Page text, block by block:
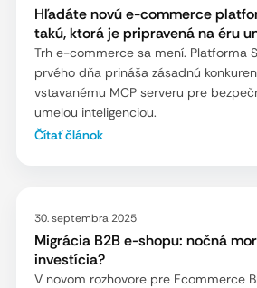
Hľadáte novú e-commerce
takú, ktorá je pripravená na éru
Trh e-commerce sa mení. Platforma
prvého dňa prináša zásadnú
vstavanému MCP serveru pre
umelou inteligenciou.
Čítať článok
30. septembra 2025
Migrácia B2B e-shopu: nočná
investícia?
V novom rozhovore pre Ecommerce